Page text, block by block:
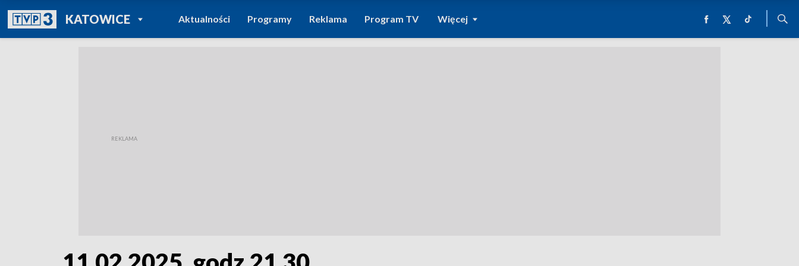
KATOWICEPOWRÓT DO
TVP REGIONY
Aktualności Programy Reklama Program TV Więcej